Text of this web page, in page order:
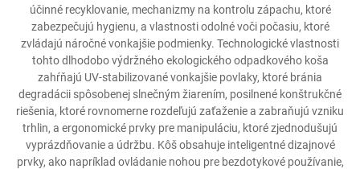
účinné recyklovanie, mechanizmy na kontrolu zápachu, ktoré
zabezpečujú hygienu, a vlastnosti odolné voči počasiu, ktoré
zvládajú náročné vonkajšie podmienky. Technologické vlastnosti
tohto dlhodobo výdržného ekologického odpadkového koša
zahŕňajú UV-stabilizované vonkajšie povlaky, ktoré bránia
degradácii spôsobenej slnečným žiarením, posilnené konštrukčné
riešenia, ktoré rovnomerne rozdeľujú zaťaženie a zabraňujú vzniku
trhlin, a ergonomické prvky pre manipuláciu, ktoré zjednodušujú
vyprázdňovanie a údržbu. Kôš obsahuje inteligentné dizajnové
prvky, ako napríklad ovládanie nohou pre bezdotykové používanie,